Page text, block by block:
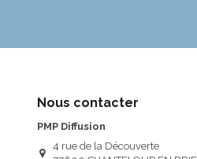
Nous contacter
PMP Diffusion
4 rue de la Découverte